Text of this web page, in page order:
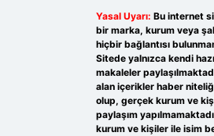
Yasal Uyarı: Bu internet
bir marka, kurum veya
hiçbir bağlantısı
Sitede yalnızca kendi
makaleler
alan içerikler haber
olup, gerçek kurum ve
paylaşım
kurum ve kişiler ile isim